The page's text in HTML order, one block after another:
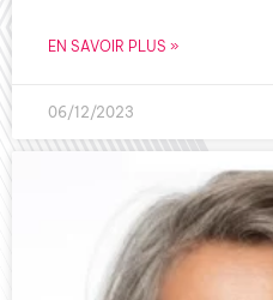
EN SAVOIR PLUS »
06/12/2023